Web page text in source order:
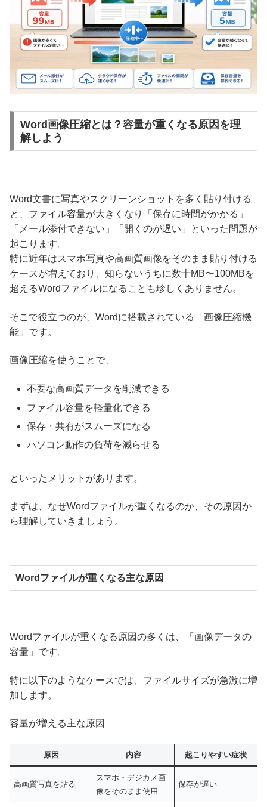
Word画像圧縮とは？容量が重くなる原因を理
解しよう
Word文書に写真やスクリーンショットを多く貼り付ける
と、ファイル容量が大きくなり「保存に時間がかかる」
「メール添付できない」「開くのが遅い」といった問題が
起こります。
特に近年はスマホ写真や高画質画像をそのまま貼り付ける
ケースが増えており、知らないうちに数十MB〜100MBを
超えるWordファイルになることも珍しくありません。
そこで役立つのが、Wordに搭載されている「画像圧縮機
能」です。
画像圧縮を使うことで、
不要な高画質データを削減できる
ファイル容量を軽量化できる
保存・共有がスムーズになる
パソコン動作の負荷を減らせる
といったメリットがあります。
まずは、なぜWordファイルが重くなるのか、その原因か
ら理解していきましょう。
Wordファイルが重くなる主な原因
Wordファイルが重くなる原因の多くは、「画像データの
容量」です。
特に以下のようなケースでは、ファイルサイズが急激に増
加します。
容量が増える主な原因
原因 内容 起こりやすい症状
高画質写真を貼る
スマホ・デジカメ画
像をそのまま使用
保存が遅い